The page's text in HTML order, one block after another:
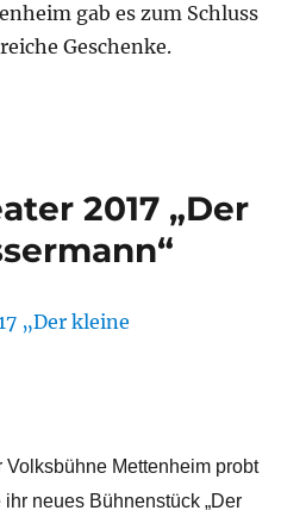
gab es zum Schluss
Geschenke.
2017 „Der
Volksbühne Mettenheim probt
neues Bühnenstück „Der